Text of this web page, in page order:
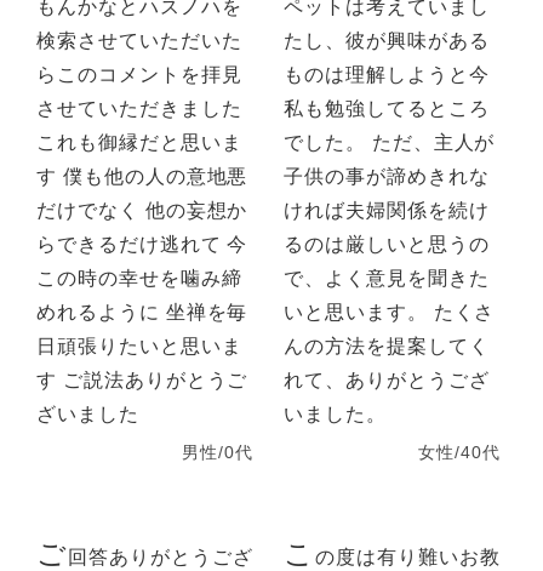
もんかなとハスノハを
検索させていただいた
らこのコメントを拝見
させていただきました
これも御縁だと思いま
す 僕も他の人の意地悪
だけでなく 他の妄想か
らできるだけ逃れて 今
この時の幸せを噛み締
めれるように 坐禅を毎
日頑張りたいと思いま
す ご説法ありがとうご
ざいました
男性/0代
ペットは考えていまし
たし、彼が興味がある
ものは理解しようと今
私も勉強してるところ
でした。 ただ、主人が
子供の事が諦めきれな
ければ夫婦関係を続け
るのは厳しいと思うの
で、よく意見を聞きた
いと思います。 たくさ
んの方法を提案してく
れて、ありがとうござ
いました。
女性/40代
ご回答ありがとうござ
こ の度は有り難いお教